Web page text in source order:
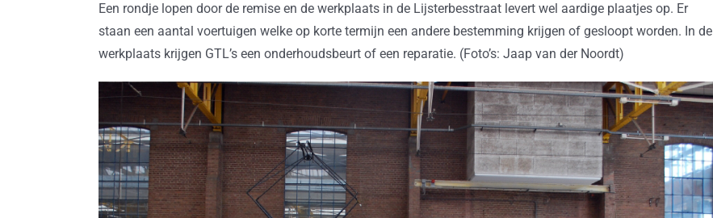
Een rondje lopen door de remise en de werkplaats in de Lijsterbesstraat levert wel aardige plaatjes op. Er
staan een aantal voertuigen welke op korte termijn een andere bestemming krijgen of gesloopt worden. In de
werkplaats krijgen GTL’s een onderhoudsbeurt of een reparatie. (Foto’s: Jaap van der Noordt)